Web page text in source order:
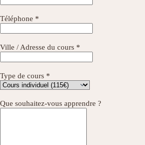
Téléphone *
Ville / Adresse du cours *
Type de cours *
Que souhaitez-vous apprendre ?